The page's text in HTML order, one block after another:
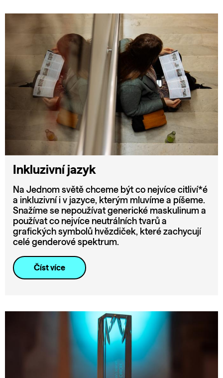
Inkluzivní jazyk
Na Jednom světě chceme být co nejvíce citliví*é
a inkluzivní i v jazyce, kterým mluvíme a píšeme.
Snažíme se nepoužívat generické maskulinum a
používat co nejvíce neutrálních tvarů a
grafických symbolů hvězdiček, které zachycují
celé genderové spektrum.
Číst více